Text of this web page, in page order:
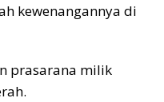
kewenangannya di
prasarana milik